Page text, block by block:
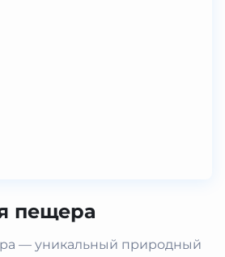
пещера
— уникальный природный